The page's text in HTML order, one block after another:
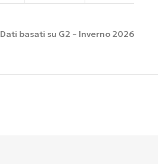
Dati basati su G2 – Inverno 2026